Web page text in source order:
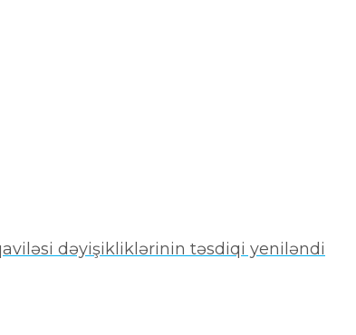
dəyişikliklərinin təsdiqi yeniləndi